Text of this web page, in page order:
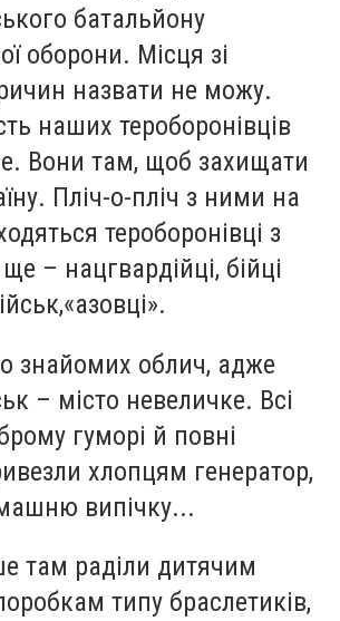
батальйону
оборони. Місця зі
назвати не можу.
наших тероборонівців
Вони там, щоб захищати
Пліч-о-пліч з ними на
тероборонівці з
– нацгвардійці, бійці
знайомих облич, адже
– місто невеличке. Всі
гуморі й повні
хлопцям генератор,
випічку...
там раділи дитячим
типу браслетиків,